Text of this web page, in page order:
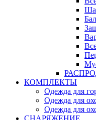
КОМПЛЕКТЫ
Одежда для
Одежда для
Одежда для
СНАРЯЖЕНИЕ